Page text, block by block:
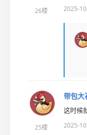
26楼 2025-
25楼
带包大
这时候
2025-